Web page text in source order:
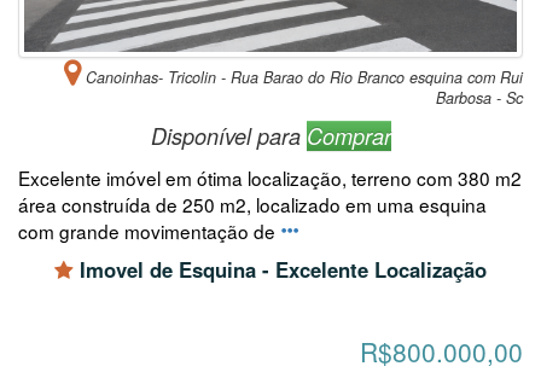
Canoinhas- Tricolin - Rua Barao do Rio Branco esquina com Rui
Barbosa - Sc
Disponível para Comprar
Excelente imóvel em ótima localização, terreno com 380 m2
área construída de 250 m2, localizado em uma esquina
com grande movimentação de
Imovel de Esquina - Excelente Localização
R$800.000,00